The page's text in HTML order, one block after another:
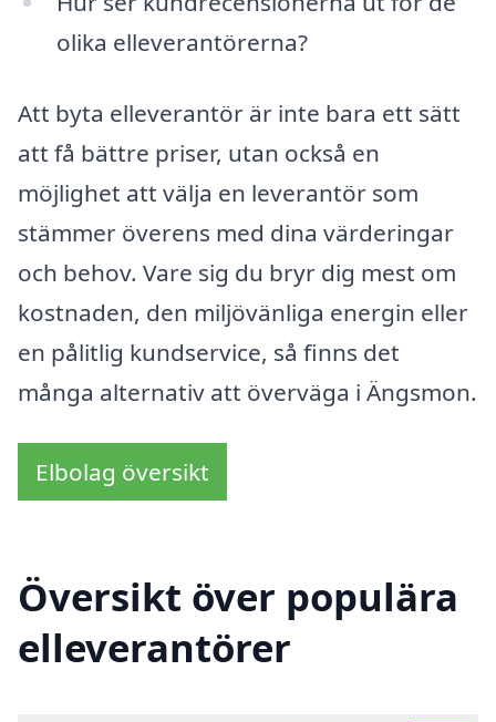
olika elleverantörerna?
Att byta elleverantör är inte bara ett sätt
att få bättre priser, utan också en
möjlighet att välja en leverantör som
stämmer överens med dina värderingar
och behov. Vare sig du bryr dig mest om
kostnaden, den miljövänliga energin eller
en pålitlig kundservice, så finns det
många alternativ att överväga i Ängsmon.
Elbolag översikt
Översikt över populära
elleverantörer